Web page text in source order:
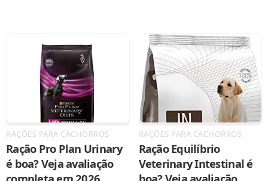
RAÇÕES PARA CACHORROS
Ração Pro Plan Urinary
é boa? Veja avaliação
RAÇÕES PARA CACHORROS
Ração Equilíbrio
Veterinary Intestinal é